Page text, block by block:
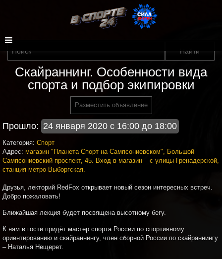
Скайраннинг. Особенности вида
спорта и подбор экипировки
Разместить объявление
Прошло: 24 января 2020 с 16:00 до 18:00
Категория: Спорт
Адрес: магазин "Планета Спорт на Сампсониевском", Большой
Сампсониевский проспект, 45. Вход в магазин – с улицы Гренадерской,
станция метро Выборгская.
Друзья, лекторий Red Fox открывает новый сезон интересных встреч.
Добро пожаловать!
Ближайшая лекция будет посвящена высотному бегу.
К нам в гости придёт мастер спорта России по спортивному
ориентированию и скайраннингу, член сборной России по скайраннингу
– Наталья Нещерет.